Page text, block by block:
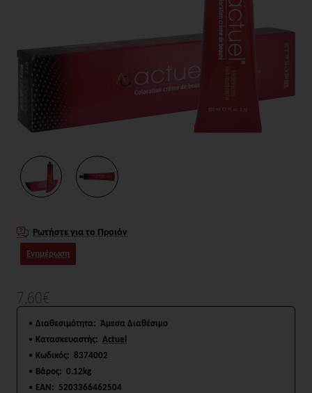
Ρωτήστε για το Προιόν
Ενημέρωση
7,60€
Διαθεσιμότητα: Άμεσα Διαθέσιμο
Κατασκευαστής: Actuel
Κωδικός: 8374002
Βάρος: 0.12kg
EAN: 5203366462504